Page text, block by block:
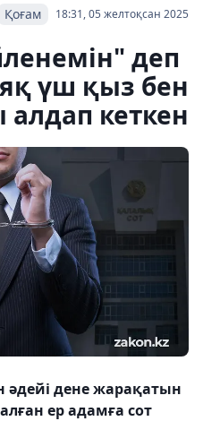
18:31, 05 желтоқсан 2025
Қоғам
деп
үш қыз бен
кеткен
дене жарақатын
ер адамға сот